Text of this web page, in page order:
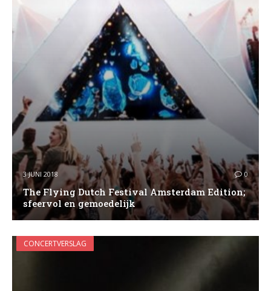
3 JUNI 2018 0
The Flying Dutch Festival Amsterdam Edition;
sfeervol en gemoedelijk
CONCERTVERSLAG